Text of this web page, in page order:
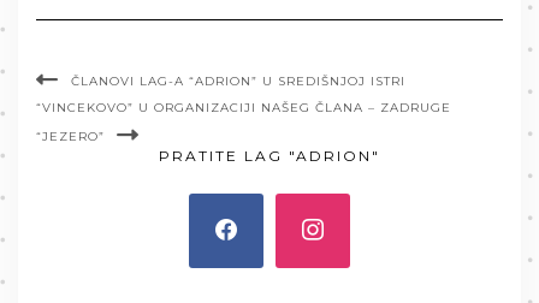
ČLANOVI LAG-A “ADRION” U SREDIŠNJOJ ISTRI
“VINCEKOVO” U ORGANIZACIJI NAŠEG ČLANA – ZADRUGE
“JEZERO”
PRATITE LAG "ADRION"